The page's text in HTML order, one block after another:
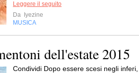
Leggere il seguito
Da
Iyezine
MUSICA
dell'estate 2015
Condividi Dopo essere scesi negli inferi,